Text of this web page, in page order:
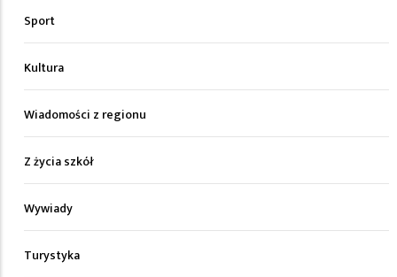
Sport
Kultura
Wiadomości z regionu
Z życia szkół
Wywiady
Turystyka